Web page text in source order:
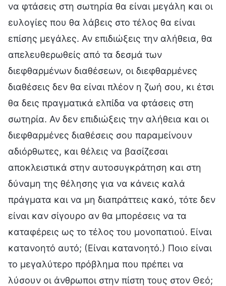
να φτάσεις στη σωτηρία θα είναι μεγάλη και οι
ευλογίες που θα λάβεις στο τέλος θα είναι
επίσης μεγάλες. Αν επιδιώξεις την αλήθεια, θα
απελευθερωθείς από τα δεσμά των
διεφθαρμένων διαθέσεων, οι διεφθαρμένες
διαθέσεις δεν θα είναι πλέον η ζωή σου, κι έτσι
θα δεις πραγματικά ελπίδα να φτάσεις στη
σωτηρία. Αν δεν επιδιώξεις την αλήθεια και οι
διεφθαρμένες διαθέσεις σου παραμείνουν
αδιόρθωτες, και θέλεις να βασίζεσαι
αποκλειστικά στην αυτοσυγκράτηση και στη
δύναμη της θέλησης για να κάνεις καλά
πράγματα και να μη διαπράττεις κακό, τότε δεν
είναι καν σίγουρο αν θα μπορέσεις να τα
καταφέρεις ως το τέλος του μονοπατιού. Είναι
κατανοητό αυτό; (Είναι κατανοητό.) Ποιο είναι
το μεγαλύτερο πρόβλημα που πρέπει να
λύσουν οι άνθρωποι στην πίστη τους στον Θεό;